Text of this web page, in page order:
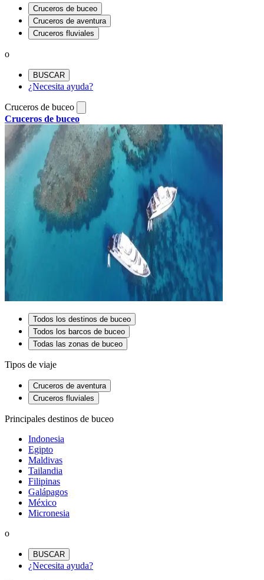
Cruceros de buceo
Cruceros de aventura
Cruceros fluviales
o
BUSCAR
¿Necesita ayuda?
Cruceros de buceo
Cruceros de buceo
Todos los destinos de buceo
Todos los barcos de buceo
Todas las zonas de buceo
Tipos de viaje
Cruceros de aventura
Cruceros fluviales
Principales destinos de buceo
Indonesia
Egipto
Maldivas
Tailandia
Filipinas
Galápagos
México
Micronesia
o
BUSCAR
¿Necesita ayuda?